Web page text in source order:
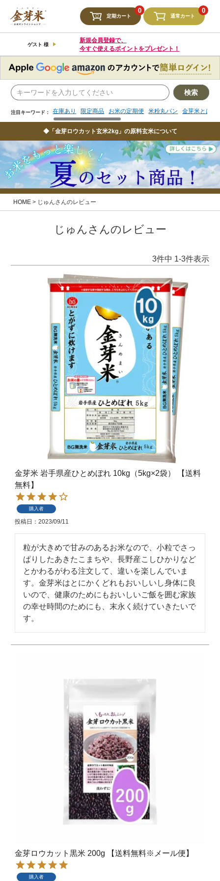
定期カート
0
通常カート
0
ゲスト 様
新規会員登録で、
今すぐ使えるポイントをプレゼント！
検索
注目キーワード： 在庫あり 限定商品 お米の定期便 米粉丸パン 金芽米とは
注目キーワード： 限定商品 お米の定期便 米粉丸パン 金芽米とは
◆「金芽ロウカット玄米2kg」の原料玄米について
HOME じゅんさんのレビュー
じゅんさんのレビュー
3件中 1-3件表示
金芽米 岩手県産ひとめぼれ 10kg（5kg×2袋） 【送料
無料】
購入者
投稿日 2023/09/11
粒が大きめで甘みのあるお米なので、小粒でさっ
ぱりしたあきたこまちや、長野産こしひかりなど
とかわるがわる注文して、違いを楽しんでいま
す。金芽米はとにかくどれもおいしいし身体に良
いので、健康のためにもおいしいご飯を囲む家族
の幸せ時間のためにも、末永く続けていきたいで
す。
金芽ロウカット黒米 200g 【送料無料※メール便】
購入者